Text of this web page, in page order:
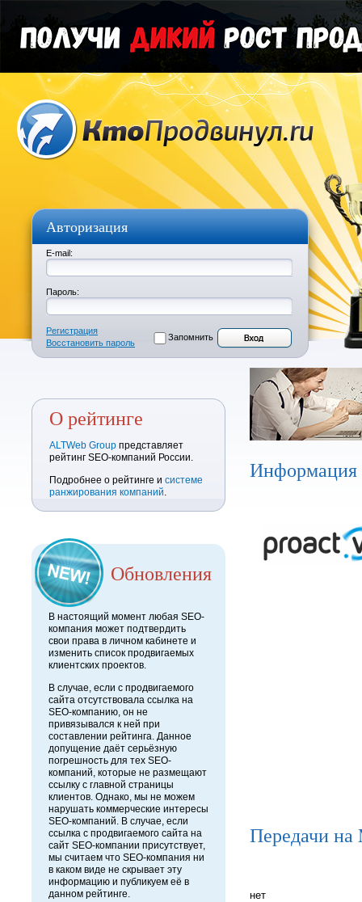
Авторизация
E-mail:
Пароль:
Регистрация
Восстановить пароль
Запомнить
О рейтинге
ALTWeb Group представляет
рейтинг SEO-компаний России.
Подробнее о рейтинге и системе
ранжирования компаний.
Обновления
В настоящий момент любая SEO-
компания может подтвердить
свои права в личном кабинете и
изменить список продвигаемых
клиентских проектов.
В случае, если с продвигаемого
сайта отсутствовала ссылка на
SEO-компанию, он не
привязывался к ней при
составлении рейтинга. Данное
допущение даёт серьёзную
погрешность для тех SEO-
компаний, которые не размещают
ссылку с главной страницы
клиентов. Однако, мы не можем
нарушать коммерческие интересы
SEO-компаний. В случае, если
ссылка с продвигаемого сайта на
сайт SEO-компании присутствует,
мы считаем что SEO-компания ни
в каком виде не скрывает эту
информацию и публикуем её в
данном рейтинге.
Информация
Передачи на
нет